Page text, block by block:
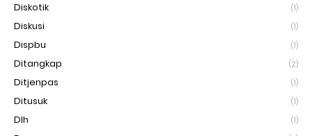
Diskotik (1)
Diskusi (1)
Dispbu (1)
Ditangkap (2)
Ditjenpas (1)
Ditusuk (1)
Dlh (1)